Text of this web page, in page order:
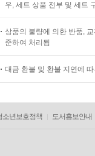
우, 세트 상품 전부 및 세트
상품의 불량에 의한 반품,
준하여 처리됨
대금 환불 및 환불 지연에
소년보호정책 도서홍보안내